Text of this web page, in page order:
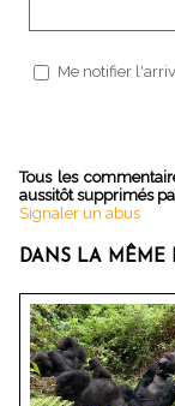
Me notifier
Tous les
aussitôt supprimés
Signaler un abus
DANS LA MÊME